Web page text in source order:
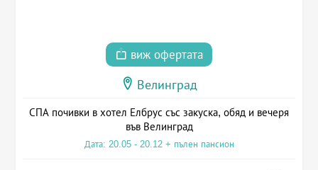
виж офертата
Велинград
СПА почивки в хотел Елбрус със закуска, обяд и вечеря
във Велинград
Дата: 20.05 - 20.12 + пълен пансион